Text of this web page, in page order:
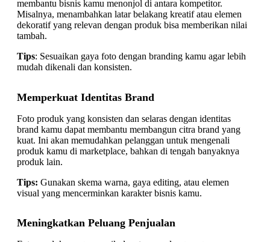
membantu bisnis kamu menonjol di antara kompetitor.
Misalnya, menambahkan latar belakang kreatif atau elemen
dekoratif yang relevan dengan produk bisa memberikan nilai
tambah.
Tips: Sesuaikan gaya foto dengan branding kamu agar lebih
mudah dikenali dan konsisten.
Memperkuat Identitas Brand
Foto produk yang konsisten dan selaras dengan identitas
brand kamu dapat membantu membangun citra brand yang
kuat. Ini akan memudahkan pelanggan untuk mengenali
produk kamu di marketplace, bahkan di tengah banyaknya
produk lain.
Tips: Gunakan skema warna, gaya editing, atau elemen
visual yang mencerminkan karakter bisnis kamu.
Meningkatkan Peluang Penjualan